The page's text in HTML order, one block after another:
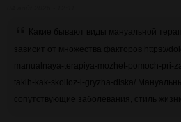
Какие бывают виды мануальной
зависит от множества факторов https://
manualnaya-terapiya-mozhet-pomoch-pri-
takih-kak-skolioz-i-gryzha-diska/
сопутствующие заболевания, стиль